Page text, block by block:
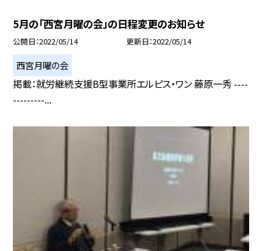
5月の「西宮月曜の会」の日程変更のお知らせ
公開日 2022/05/14 更新日 2022/05/14
西宮月曜の会
掲載：就労継続支援B型事業所エルピス・ワン 藤原一秀 ----
---------...